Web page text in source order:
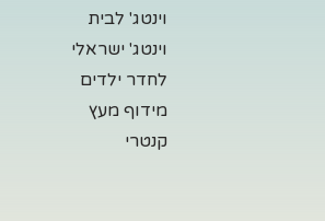
וינטג' לבית
וינטג' ישראלי
לחדר ילדים
מידוף מעץ
קנטרי